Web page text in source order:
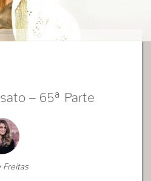
– 65ª Parte
Freitas